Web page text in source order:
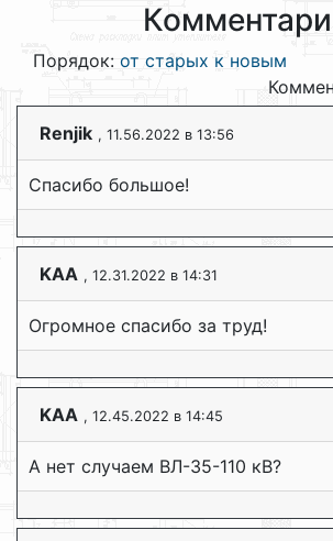
Порядок: от старых к новым
Renjik , 11.56.2022 в 13:56
Спасибо большое!
KAA , 12.31.2022 в 14:31
Огромное спасибо за труд!
KAA , 12.45.2022 в 14:45
А нет случаем ВЛ-35-110 кВ?